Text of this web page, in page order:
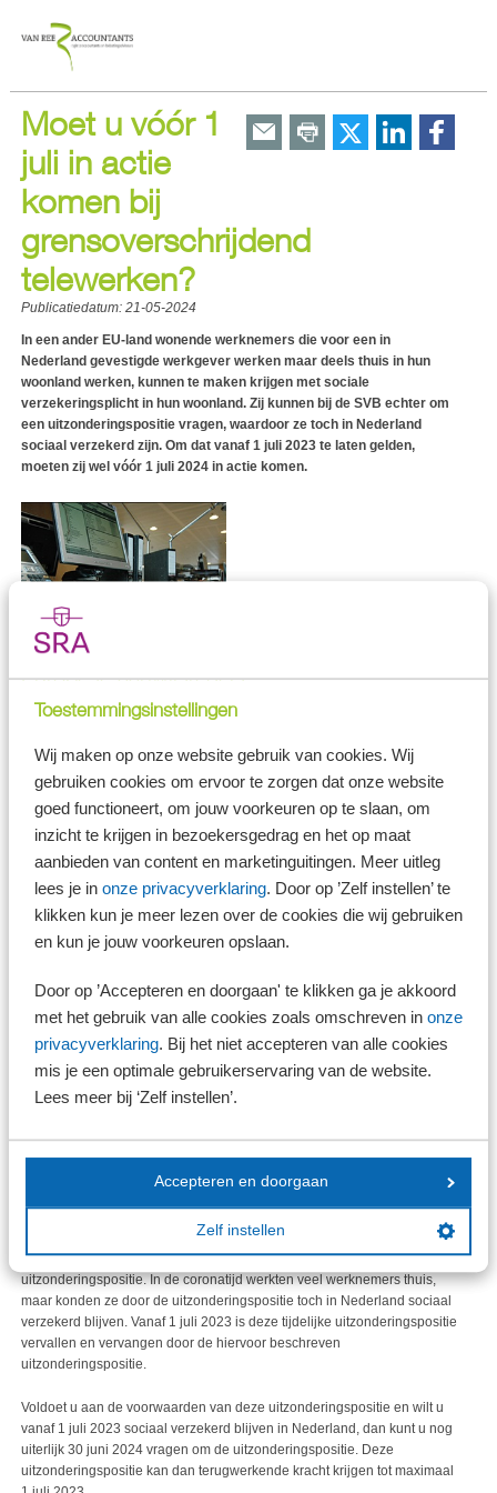
Toestemmingsinstellingen
Wij maken op onze website gebruik van cookies. Wij
gebruiken cookies om ervoor te zorgen dat onze website
goed functioneert, om jouw voorkeuren op te slaan, om
inzicht te krijgen in bezoekersgedrag en het op maat
aanbieden van content en marketinguitingen. Meer uitleg
lees je in onze privacyverklaring. Door op ’Zelf instellen’ te
klikken kun je meer lezen over de cookies die wij gebruiken
en kun je jouw voorkeuren opslaan.
Door op ’Accepteren en doorgaan' te klikken ga je akkoord
met het gebruik van alle cookies zoals omschreven in onze
privacyverklaring. Bij het niet accepteren van alle cookies
mis je een optimale gebruikerservaring van de website.
Lees meer bij ‘Zelf instellen’.
Accepteren en doorgaan
Zelf instellen
Moet u vóór 1
juli in actie
komen bij
grensoverschrijdend
telewerken?
Publicatiedatum: 21-05-2024
In een ander EU-land wonende werknemers die voor een in
Nederland gevestigde werkgever werken maar deels thuis in hun
woonland werken, kunnen te maken krijgen met sociale
verzekeringsplicht in hun woonland. Zij kunnen bij de SVB echter om
een uitzonderingspositie vragen, waardoor ze toch in Nederland
sociaal verzekerd zijn. Om dat vanaf 1 juli 2023 te laten gelden,
moeten zij wel vóór 1 juli 2024 in actie komen.
Europese aanwijsregels
Waar een werknemer sociaal verzekerd is, wordt bepaald door
hoofdregel dat een werknemer sociaal verzekerd is in het land waar hij
werkt. Werkt de werknemer echter ook in zijn woonland, dan is hij
sociaal verzekerd in het woonland als hij 25% of meer van zijn totale
werktijd in het woonland werkt.
Dit kan betekenen dat een werknemer die twee van de
vijf dagen thuis in zijn woonland werkt, sociaal
verzekerd is in dat woonland.
Uitzondering bij verzoek
Deze werknemers kunnen bij de SVB om een uitzonderingspositie
vragen. Ze zijn dan, in afwijking van de Europese aanwijsregels, sociaal
verzekerd in Nederland in plaats van in hun woonland.
De belangrijkste voorwaarden voor deze uitzonderingspositie zijn dat de
Terugwerkende kracht vanaf 1 juli 2023
Tot 1 juli 2023 golden in verband met de coronacrisis een tijdelijke
uitzonderingspositie. In de coronatijd werkten veel werknemers thuis,
maar konden ze door de uitzonderingspositie toch in Nederland sociaal
verzekerd blijven. Vanaf 1 juli 2023 is deze tijdelijke uitzonderingspositie
vervallen en vervangen door de hiervoor beschreven
uitzonderingspositie.
Voldoet u aan de voorwaarden van deze uitzonderingspositie en wilt u
vanaf 1 juli 2023 sociaal verzekerd blijven in Nederland, dan kunt u nog
uiterlijk 30 juni 2024 vragen om de uitzonderingspositie. Deze
uitzonderingspositie kan dan terugwerkende kracht krijgen tot maximaal